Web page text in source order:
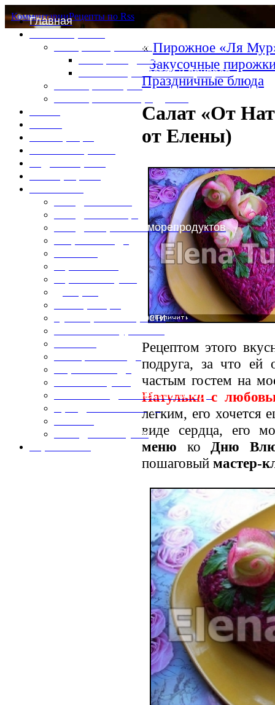
Главная
Специи и пряности
Специи и диета
Каталог пряностей и приправ
Таблица калорий
Блюда из рыбы и морепродуктов
Кулинарные хитрости
Постные и диетические блюда
Холодные закуски
КомментарииРецепты по Rss
«Пирожное «Ля
Закусочные
Праздничные блюда
Салат «От
от Елены)
Рецептом этого
подруга, за что ей
частым гостем на
Натульки с
легким, его хочется
виде сердца, его
меню ко Дню
пошаговый мастер-